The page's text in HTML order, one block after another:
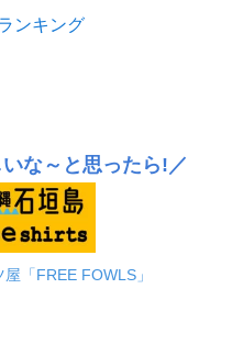
ンキング
な～と思ったら!／
「FREE FOWLS」